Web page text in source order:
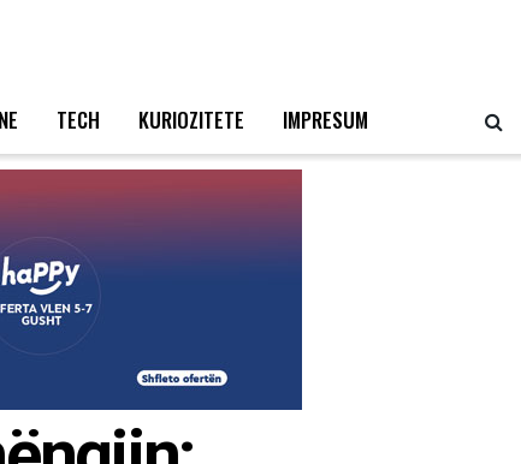
TECH KURIOZITETE IMPRESUM